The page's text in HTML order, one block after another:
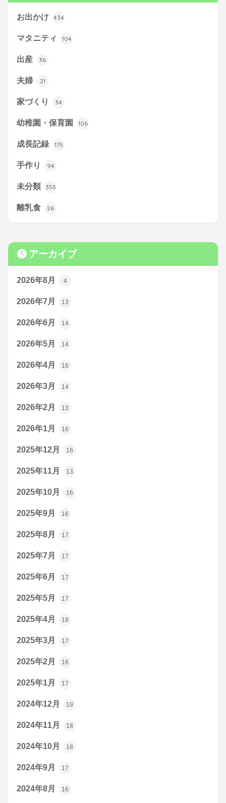
お出かけ 434
マタニティ 104
出産 36
夫婦 21
家づくり 34
幼稚園・保育園 106
成長記録 175
手作り 94
未分類 355
離乳食 26
アーカイブ
2026年8月 4
2026年7月 13
2026年6月 14
2026年5月 14
2026年4月 16
2026年3月 14
2026年2月 13
2026年1月 16
2025年12月 16
2025年11月 13
2025年10月 16
2025年9月 16
2025年8月 17
2025年7月 17
2025年6月 17
2025年5月 17
2025年4月 18
2025年3月 17
2025年2月 16
2025年1月 17
2024年12月 19
2024年11月 18
2024年10月 18
2024年9月 17
2024年8月 16